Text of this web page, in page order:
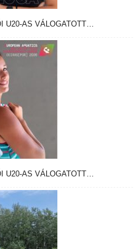
U20-AS VÁLOGATOTT…
U20-AS VÁLOGATOTT…